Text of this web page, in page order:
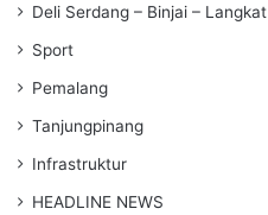
Deli Serdang – Binjai – Langkat
Sport
Pemalang
Tanjungpinang
Infrastruktur
HEADLINE NEWS